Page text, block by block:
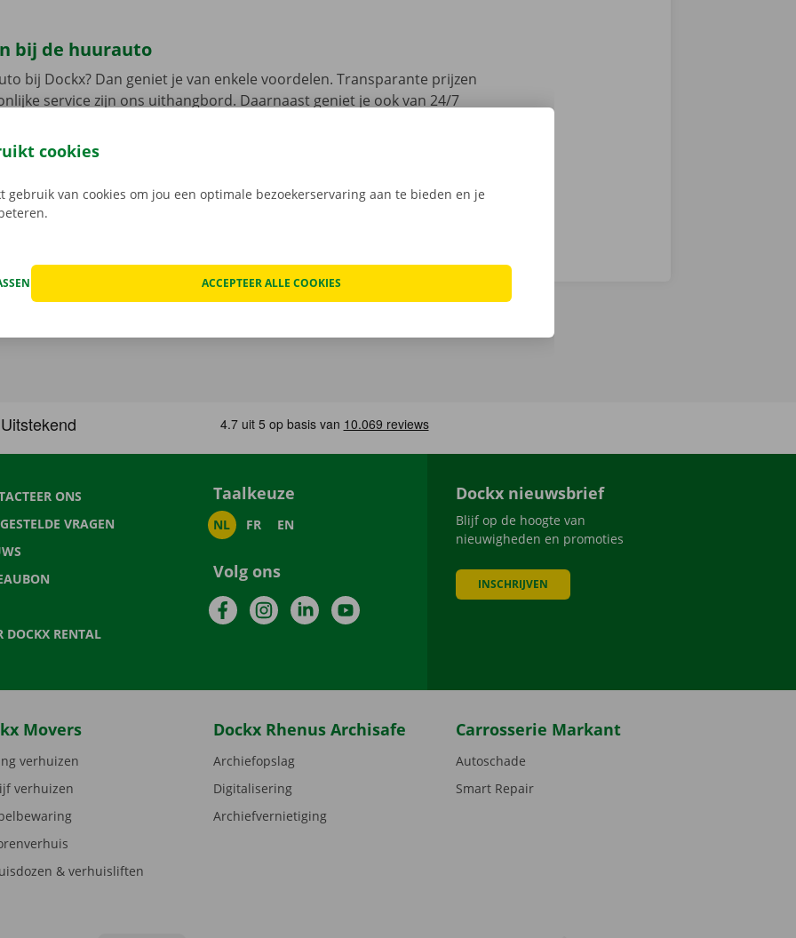
bij de huurauto
bij Dockx? Dan geniet je van enkele voordelen. Transparante prijzen
service zijn ons uithangbord. Daarnaast geniet je ook van 24/7
rij je zonder zorgen rond in je huurauto
ONS
VRAGEN
DOCKX RENTAL
Taalkeuze
NL FR EN
Volg ons
FacebookInstagramLinkedInYouTube
Dockx nieuwsbrief
Blijf op de hoogte van
nieuwigheden en promoties
INSCHRIJVEN
Movers
verhuizen
verhuizen
& verhuisliften
Dockx Rhenus Archisafe
Archiefopslag
Digitalisering
Archiefvernietiging
Carrosserie Markant
Autoschade
Smart Repair
cookies
gebruik van cookies om jou een optimale bezoekerservaring aan te bieden en je
ACCEPTEER ALLE COOKIES